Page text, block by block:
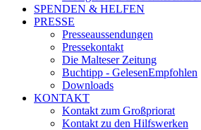
SPENDEN & HELFEN
PRESSE
Presseaussendungen
Pressekontakt
Die Malteser Zeitung
Buchtipp - GelesenEmpfohlen
Downloads
KONTAKT
Kontakt zum Großpriorat
Kontakt zu den Hilfswerken